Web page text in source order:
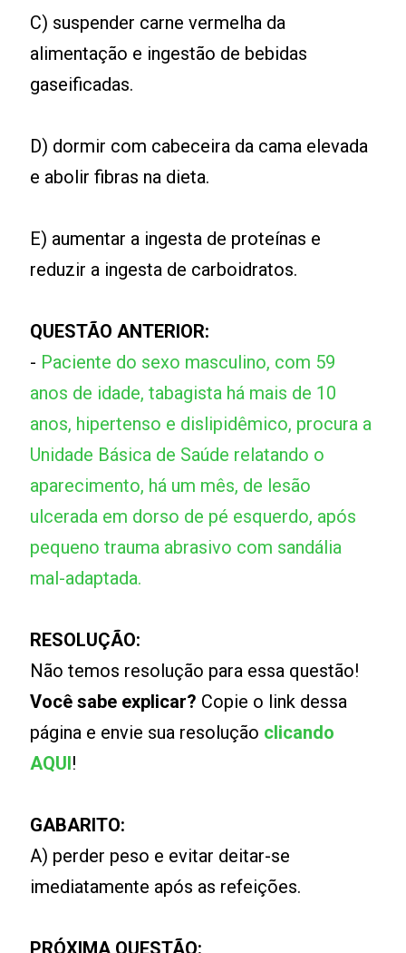
C) suspender carne vermelha da
alimentação e ingestão de bebidas
gaseificadas.
D) dormir com cabeceira da cama elevada
e abolir fibras na dieta.
E) aumentar a ingesta de proteínas e
reduzir a ingesta de carboidratos.
QUESTÃO ANTERIOR:
- Paciente do sexo masculino, com 59
anos de idade, tabagista há mais de 10
anos, hipertenso e dislipidêmico, procura a
Unidade Básica de Saúde relatando o
aparecimento, há um mês, de lesão
ulcerada em dorso de pé esquerdo, após
pequeno trauma abrasivo com sandália
mal-adaptada.
RESOLUÇÃO:
Não temos resolução para essa questão!
Você sabe explicar? Copie o link dessa
página e envie sua resolução clicando
AQUI!
GABARITO:
A) perder peso e evitar deitar-se
imediatamente após as refeições.